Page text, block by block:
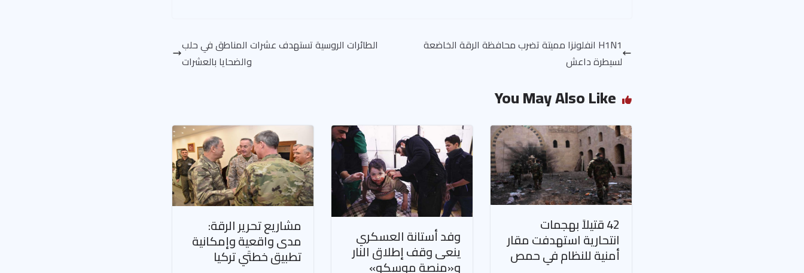
H1N1 انفلونزا مميتة تضرب محافظة الرقة الخاضعة
لسيطرة داعش
الطائرات الروسية تستهدف عشرات المناطق في حلب
والضحايا بالعشرات
You May Also Like
42 قتيلاً بهجمات
انتحارية استهدفت مقار
أمنية للنظام في حمص
وفد أستانة العسكري
ينعى وقف إطلاق النار
و«منصة موسكو»
مشاريع تحرير الرقة:
مدى واقعية وإمكانية
تطبيق خطتَي تركيا